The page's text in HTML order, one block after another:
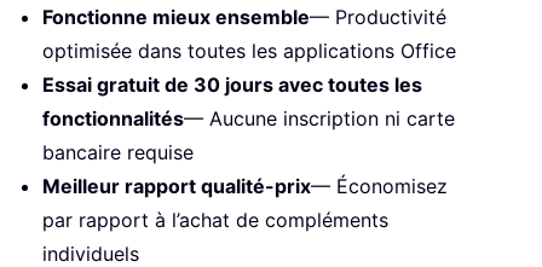
Fonctionne mieux ensemble— Productivité
optimisée dans toutes les applications Office
Essai gratuit de 30 jours avec toutes les
fonctionnalités— Aucune inscription ni carte
bancaire requise
Meilleur rapport qualité-prix— Économisez
par rapport à l’achat de compléments
individuels